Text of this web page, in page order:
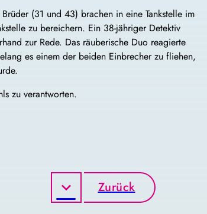
(31 und 43) brachen in eine Tankstelle im
zu bereichern. Ein 38-jähriger Detektiv
zur Rede. Das räuberische Duo reagierte
es einem der beiden Einbrecher zu fliehen,
zu verantworten.
Zurück